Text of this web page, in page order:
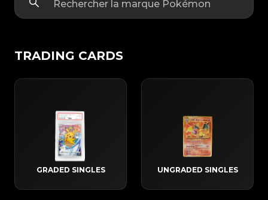
TRADING CARDS
GRADED SINGLES UNGRADED SINGLES